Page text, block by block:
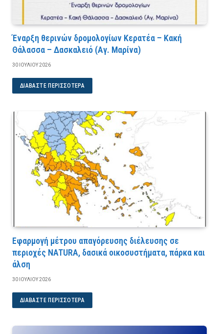
Έναρξη θερινών δρομολογίων Κερατέα – Κακή
Θάλασσα – Δασκαλειό (Αγ. Μαρίνα)
30 ΙΟΥΛΊΟΥ 2026
ΔΙΑΒΆΣΤΕ ΠΕΡΙΣΣΌΤΕΡΑ
Εφαρμογή μέτρου απαγόρευσης διέλευσης σε
περιοχές NATURA, δασικά οικοσυστήματα, πάρκα και
άλση
30 ΙΟΥΛΊΟΥ 2026
ΔΙΑΒΆΣΤΕ ΠΕΡΙΣΣΌΤΕΡΑ